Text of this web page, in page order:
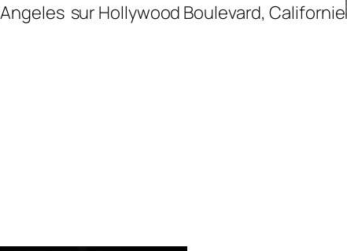
sur Hollywood Boulevard, Californie